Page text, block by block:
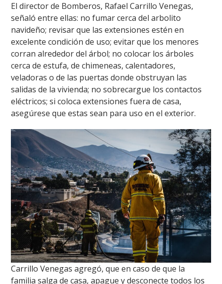
El director de Bomberos, Rafael Carrillo Venegas,
señaló entre ellas: no fumar cerca del arbolito
navideño; revisar que las extensiones estén en
excelente condición de uso; evitar que los menores
corran alrededor del árbol; no colocar los árboles
cerca de estufa, de chimeneas, calentadores,
veladoras o de las puertas donde obstruyan las
salidas de la vivienda; no sobrecargue los contactos
eléctricos; si coloca extensiones fuera de casa,
asegúrese que estas sean para uso en el exterior.
Carrillo Venegas agregó, que en caso de que la
familia salga de casa, apague y desconecte todos los